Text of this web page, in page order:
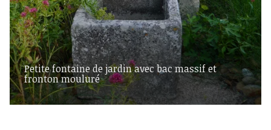
Petite fontaine de jardin avec bac massif et
fronton mouluré